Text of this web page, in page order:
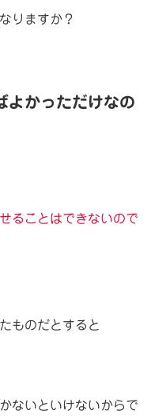
りますか？
よかっただけなの
ることはできないので
ものだとすると
ないといけないからで